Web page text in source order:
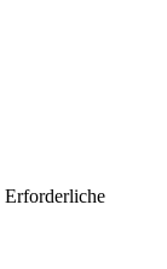
Erforderliche